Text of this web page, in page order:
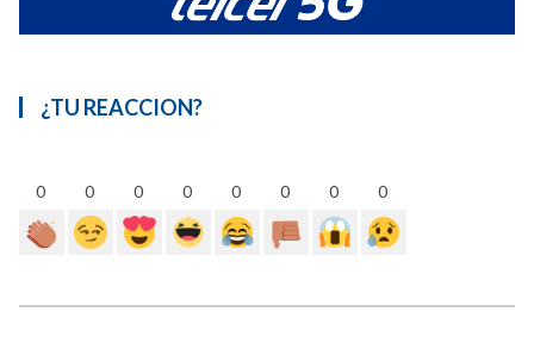
¿TU REACCION?
0 0 0 0 0 0 0 0